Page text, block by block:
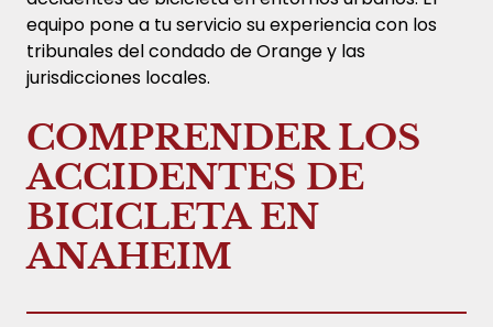
equipo pone a tu servicio su experiencia con los
tribunales del condado de Orange y las
jurisdicciones locales.
COMPRENDER LOS
ACCIDENTES DE
BICICLETA EN
ANAHEIM